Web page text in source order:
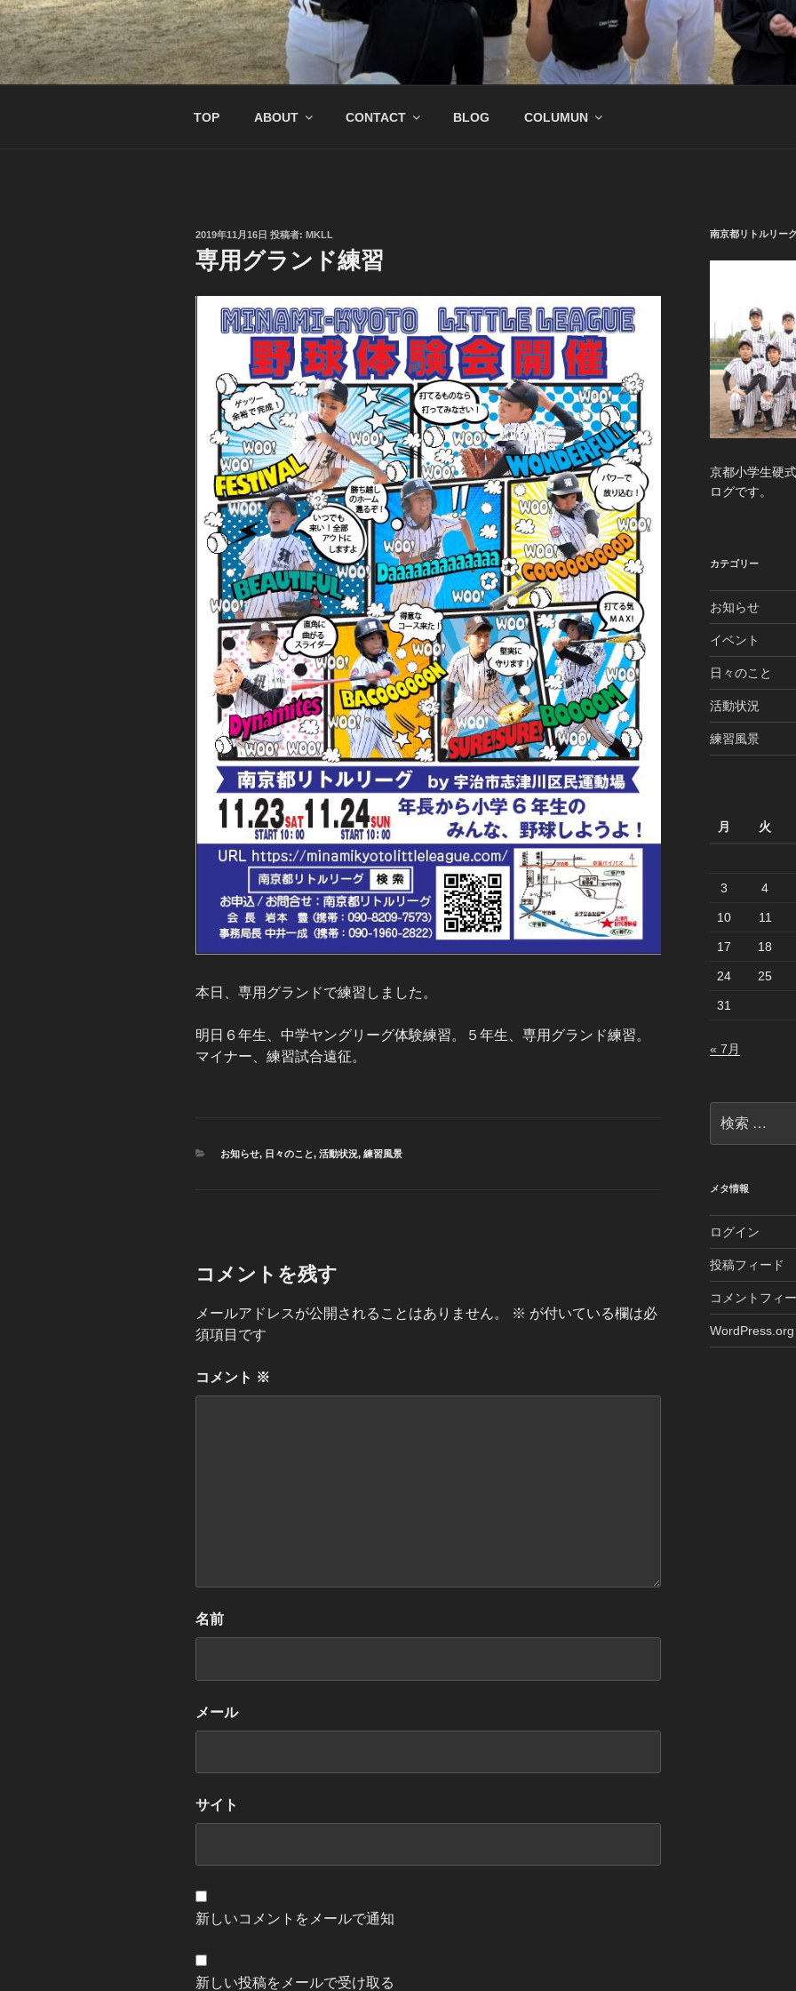
コ
ン
テ
ン
南京都リトル公式サイト
リトル関西連盟所属の少年硬式野球チーム
TOP ABOUT CONTACT BLOG COLUMUN
投
稿
日:
2019年11月16日 投稿者: MKLL
専用グランド練習
本日、専用グランドで練習しました。
明日６年生、中学ヤングリーグ体験練習。５年生、専用グランド練習。
マイナー、練習試合遠征。
カ
お知らせ, 日々のこと, 活動状況, 練習風景
コメントを残す
メールアドレスが公開されることはありません。 ※ が付いている欄は必
須項目です
コメント ※
名前
メール
サイト
新しいコメントをメールで通知
新しい投稿をメールで受け取る
南京都リトルリー
京都小学生硬
ログです。
カテゴリー
お知らせ
イベント
日々のこと
活動状況
練習風景
月 火
3 4
10 11
17 18
24 25
31
« 7月
索:
メタ情報
ログイン
投稿フィード
コメントフィ
WordPress.org